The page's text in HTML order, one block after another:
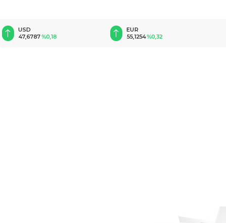
USD
47,6787%0,18
EUR
55,1254%0,32